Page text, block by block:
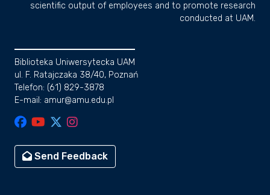
scientific output of employees and to promote research
conducted at UAM.
Biblioteka Uniwersytecka UAM
ul. F. Ratajczaka 38/40, Poznań
Telefon: (61) 829-3878
E-mail: amur@amu.edu.pl
Send Feedback